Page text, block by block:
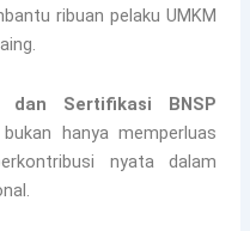
ribuan pelaku UMKM
dan Sertifikasi BNSP
hanya memperluas
nyata dalam